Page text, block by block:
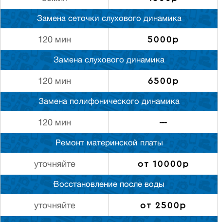
Замена сеточки слухового динамика
120 мин 5000р
Замена слухового динамика
120 мин 6500р
Замена полифонического динамика
120 мин ---
Ремонт материнской платы
уточняйте от 10000р
Восстановление после воды
уточняйте от 2500р